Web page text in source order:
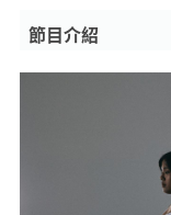
節目介紹